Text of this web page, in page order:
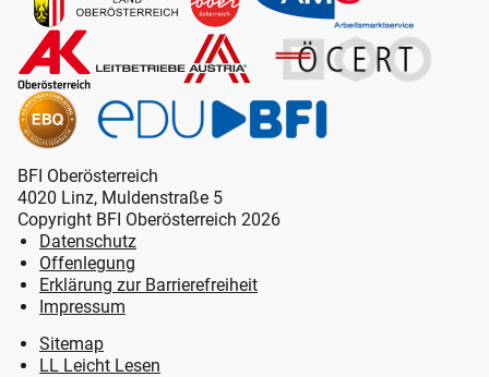
BFI Oberösterreich
4020 Linz, Muldenstraße 5
Copyright BFI Oberösterreich 2026
Datenschutz
Offenlegung
Erklärung zur Barrierefreiheit
Impressum
Sitemap
LL Leicht Lesen